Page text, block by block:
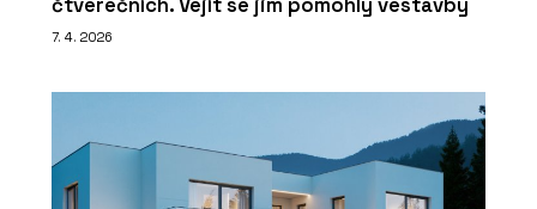
čtverečních. Vejít se jim pomohly vestavby
7. 4. 2026